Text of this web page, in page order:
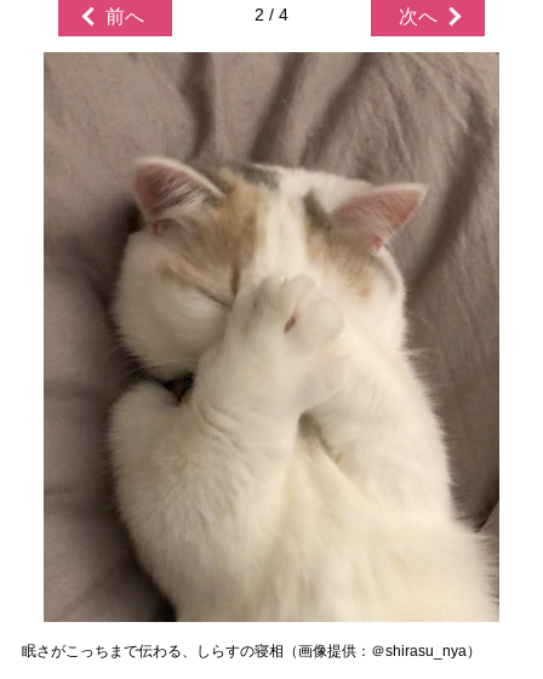
前へ 2 / 4 次へ
眠さがこっちまで伝わる、しらすの寝相（画像提供：＠shirasu_nya）